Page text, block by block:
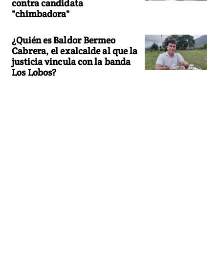
contra candidata
"chimbadora"
¿Quién es Baldor Bermeo
Cabrera, el exalcalde al que la
justicia vincula con la banda
Los Lobos?